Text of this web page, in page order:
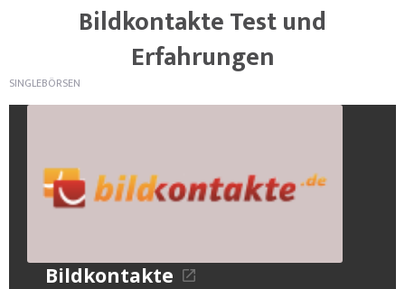
Bildkontakte Test und
Erfahrungen
SINGLEBÖRSEN
Bildkontakte